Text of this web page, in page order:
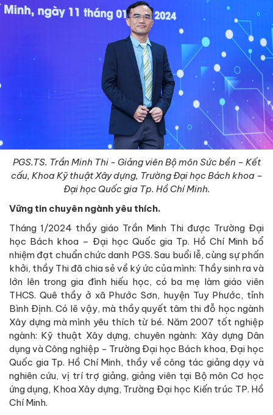
PGS.TS. Trần Minh Thi - Giảng viên Bộ môn Sức bền – Kết
cấu, Khoa Kỹ thuật Xây dựng, Trường Đại học Bách khoa –
Đại học Quốc gia Tp. Hồ Chí Minh.
Vững tin chuyên ngành yêu thích.
Tháng 1/2024 thầy giáo Trần Minh Thi được Trường Đại
học Bách khoa – Đại học Quốc gia Tp. Hồ Chí Minh bổ
nhiệm đạt chuẩn chức danh PGS. Sau buổi lễ, cùng sự phấn
khởi, thầy Thi đã chia sẻ về ký ức của mình: Thầy sinh ra và
lớn lên trong gia đình hiếu học, có ba mẹ làm giáo viên
THCS. Quê thầy ở xã Phước Sơn, huyện Tuy Phước, tỉnh
Bình Định. Có lẽ vậy, mà thầy quyết tâm thi đỗ học ngành
Xây dựng mà mình yêu thích từ bé. Năm 2007 tốt nghiệp
ngành: Kỹ thuật Xây dựng, chuyên ngành: Xây dựng Dân
dụng và Công nghiệp - Trường Đại học Bách khoa, Đại học
Quốc gia Tp. Hồ Chí Minh, thầy về công tác giảng dạy và
nghiên cứu, vị trí trợ giảng, giảng viên tại Bộ môn Cơ học
ứng dụng, Khoa Xây dựng, Trường Đại học Kiến trúc TP. Hồ
Chí Minh.